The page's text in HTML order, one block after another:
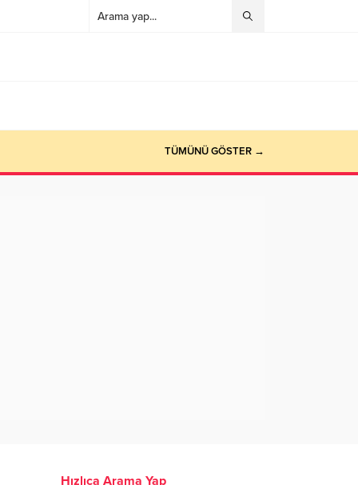
TÜMÜNÜ GÖSTER →
Hızlıca Arama Yap